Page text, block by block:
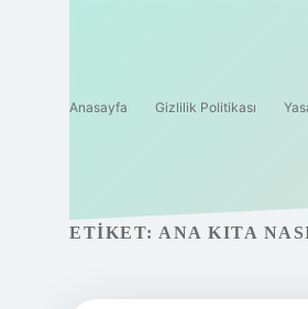
Anasayfa Gizlilik Politikası
ETIKET: ANA KITA